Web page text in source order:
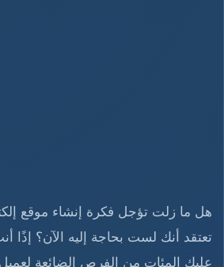
هل ما زلت تؤجل فكرة إنشاء موقع
تعتقد أنك لست بحاجة إليه الآن؟ إذًا
عليك المئات من الفرص الضائعة